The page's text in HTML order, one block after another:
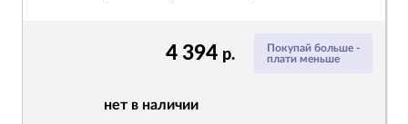
Покупай больше -
плати меньше
4 394 р.
нет в наличии